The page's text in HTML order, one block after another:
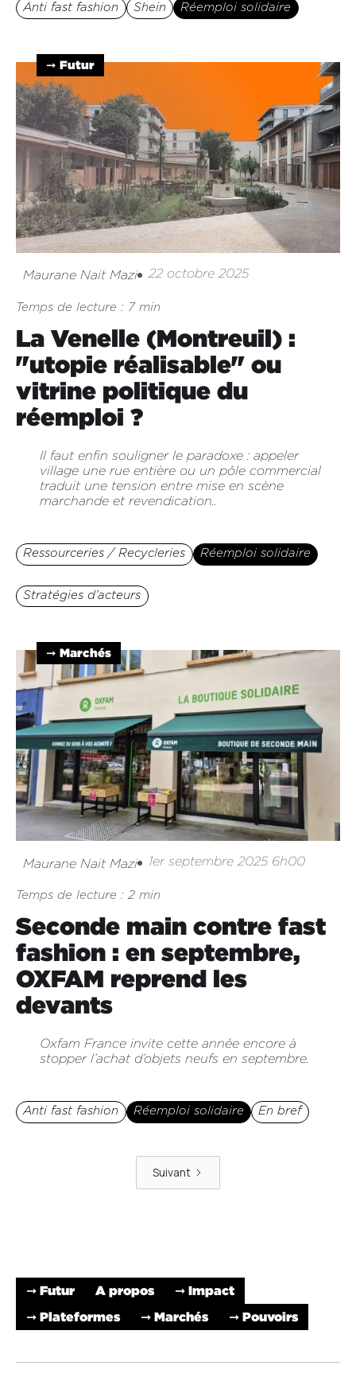
Anti fast fashion Shein Réemploi solidaire
➞ Futur
Maurane Nait Mazi 22 octobre 2025
Temps de lecture : 7 min
La Venelle (Montreuil) :
"utopie réalisable" ou
vitrine politique du
réemploi ?
Il faut enfin souligner le paradoxe : appeler
village une rue entière ou un pôle commercial
traduit une tension entre mise en scène
marchande et revendication..
Ressourceries / Recycleries Réemploi solidaire
Stratégies d’acteurs
➞ Marchés
Maurane Nait Mazi 1er septembre 2025 6h00
Temps de lecture : 2 min
Seconde main contre fast
fashion : en septembre,
OXFAM reprend les
devants
Oxfam France invite cette année encore à
stopper l’achat d’objets neufs en septembre.
Anti fast fashion Réemploi solidaire En bref
Suivant
➞ Futur A propos
➞ Impact
➞ Plateformes
➞ Marchés ➞ Pouvoirs